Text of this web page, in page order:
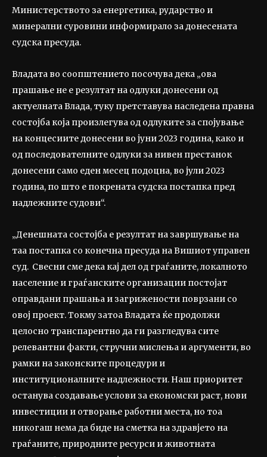
Министерството за енергетика, рударство и
минерални суровини информирало за донесената
судска пресуда.
Владата во соопштението посочува дека „ова
прашање не е резултат на одлуки донесени од
актуелната Влада, туку претставува наследена правна
состојба која произлегува од одлуките за спојување
на концесиите донесени во јуни 2023 година, како и
од последователните одлуки за нивен престанок
донесени само еден месец подоцна, во јули 2023
година, по што е покрената судска постапка пред
надлежните судови“.
„Денешната состојба е резултат на завршување на
таа постапка со конечна пресуда на Вишиот управен
суд. Свесни сме дека кај дел од граѓаните, локалното
население и граѓанските организации постојат
оправдани прашања и загрижености поврзани со
овој проект. Токму затоа Владата ќе продолжи
целосно транспарентно да ги разгледува сите
релевантни факти, стручни мислења и аргументи, во
рамки на законските процедури и
институционалните надлежности. Наш приоритет
останува создавање услови за економски раст, нови
инвестиции и отворање работни места, но тоа
никогаш нема да биде на сметка на здравјето на
граѓаните, природните ресурси и животната